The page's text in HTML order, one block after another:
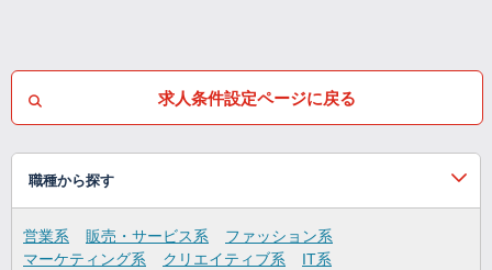
求人条件設定ページに戻る
職種から探す
営業系 販売・サービス系
ファッション系
マーケティング系
クリエイティブ系
IT系